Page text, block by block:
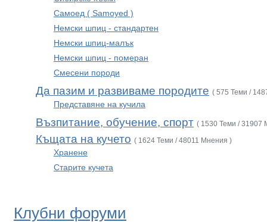
Самоед ( Samoyed )
Немски шпиц - стандартен
Немски шпиц-малък
Немски шпиц - померан
Смесени породи
Да пазим и развиваме породите ( 575 Теми /
Представяне на кучила
Възпитание, обучение, спорт ( 1530 Теми / 31907
Къщата на кучето ( 1624 Теми / 48011 Мнения )
Хранене
Старите кучета
Клубни форуми